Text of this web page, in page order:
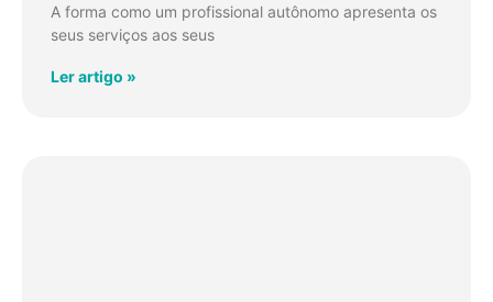
A forma como um profissional autônomo apresenta os
seus serviços aos seus
Ler artigo »